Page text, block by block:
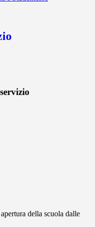
della scuola dalle